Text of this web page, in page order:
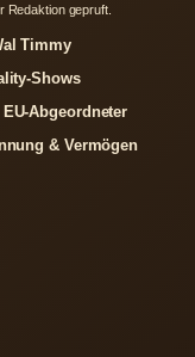
Redaktion gepruft.
Timmy
Shows
Abgeordneter
& Vermögen